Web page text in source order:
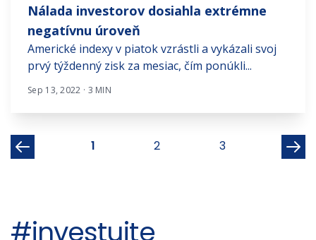
Nálada investorov dosiahla extrémne
negatívnu úroveň
Americké indexy v piatok vzrástli a vykázali svoj
prvý týždenný zisk za mesiac, čím ponúkli...
Sep 13, 2022 · 3 MIN
1 2 3
#investujte